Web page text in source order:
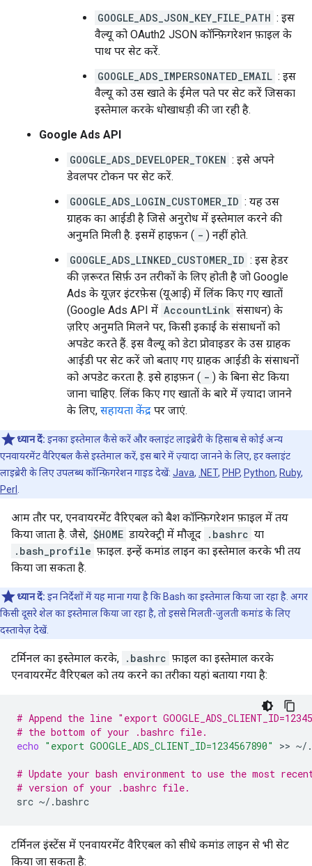
GOOGLE_ADS_JSON_KEY_FILE_PATH : इस
वैल्यू को OAuth2 JSON कॉन्फ़िगरेशन फ़ाइल के
पाथ पर सेट करें.
GOOGLE_ADS_IMPERSONATED_EMAIL : इस
वैल्यू को उस खाते के ईमेल पते पर सेट करें जिसका
इस्तेमाल करके धोखाधड़ी की जा रही है.
Google Ads API
GOOGLE_ADS_DEVELOPER_TOKEN : इसे अपने
डेवलपर टोकन पर सेट करें.
GOOGLE_ADS_LOGIN_CUSTOMER_ID : यह उस
ग्राहक का आईडी है जिसे अनुरोध में इस्तेमाल करने की
अनुमति मिली है. इसमें हाइफ़न ( - ) नहीं होते.
GOOGLE_ADS_LINKED_CUSTOMER_ID : इस हेडर
की ज़रूरत सिर्फ़ उन तरीकों के लिए होती है जो Google
Ads के यूज़र इंटरफ़ेस (यूआई) में लिंक किए गए खातों
(Google Ads API में AccountLink संसाधन) के
ज़रिए अनुमति मिलने पर, किसी इकाई के संसाधनों को
अपडेट करते हैं. इस वैल्यू को डेटा प्रोवाइडर के उस ग्राहक
आईडी पर सेट करें जो बताए गए ग्राहक आईडी के संसाधनों
को अपडेट करता है. इसे हाइफ़न ( - ) के बिना सेट किया
जाना चाहिए. लिंक किए गए खातों के बारे में ज़्यादा जानने
के लिए, सहायता केंद्र पर जाएं.
ध्यान दें: इनका इस्तेमाल कैसे करें और क्लाइंट लाइब्रेरी के हिसाब से कोई अन्य
एनवायरमेंट वैरिएबल कैसे इस्तेमाल करें, इस बारे में ज़्यादा जानने के लिए, हर क्लाइंट
लाइब्रेरी के लिए उपलब्ध कॉन्फ़िगरेशन गाइड देखें: Java, .NET, PHP, Python, Ruby,
Perl
आम तौर पर, एनवायरमेंट वैरिएबल को बैश कॉन्फ़िगरेशन फ़ाइल में तय
किया जाता है. जैसे, $HOME डायरेक्ट्री में मौजूद .bashrc या
.bash_profile फ़ाइल. इन्हें कमांड लाइन का इस्तेमाल करके भी तय
किया जा सकता है.
ध्यान दें: इन निर्देशों में यह माना गया है कि Bash का इस्तेमाल किया जा रहा है. अगर
किसी दूसरे शेल का इस्तेमाल किया जा रहा है, तो इससे मिलती-जुलती कमांड के लिए
दस्तावेज़ देखें.
टर्मिनल का इस्तेमाल करके, .bashrc फ़ाइल का इस्तेमाल करके
एनवायरमेंट वैरिएबल को तय करने का तरीका यहां बताया गया है:
# Append the line "export
# the bottom of your .bashrc file.
echo "export GOOGLE_ADS_CLIENT_ID=1234567890" >> ~/
# Update your bash environment to use the most
# version of your .bashrc file.
src
टर्मिनल इंस्टेंस में एनवायरमेंट वैरिएबल को सीधे कमांड लाइन से भी सेट
किया जा सकता है: